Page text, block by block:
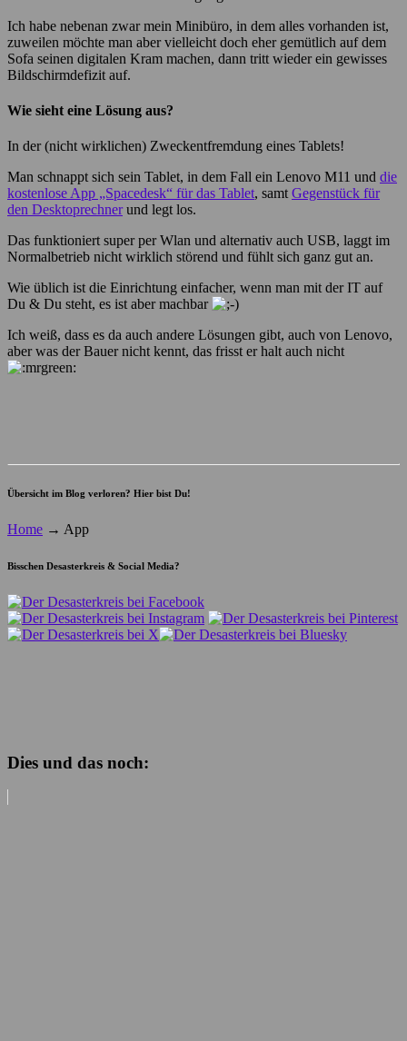
Ich habe nebenan zwar mein Minibüro, in dem alles vorhanden ist,
zuweilen möchte man aber vielleicht doch eher gemütlich auf dem
Sofa seinen digitalen Kram machen, dann tritt wieder ein gewisses
Bildschirmdefizit auf.
Wie sieht eine Lösung aus?
In der (nicht wirklichen) Zweckentfremdung eines Tablets!
Man schnappt sich sein Tablet, in dem Fall ein Lenovo M11 und die
kostenlose App „Spacedesk“ für das Tablet, samt Gegenstück für
den Desktoprechnerund legt los.
Das funktioniert super per Wlan und alternativ auch USB, laggt im
Normalbetrieb nicht wirklich störend und fühlt sich ganz gut an.
Wie üblich ist die Einrichtung einfacher, wenn man mit der IT auf
Du & Du steht, es ist aber machbar
Ich weiß, dass es da auch andere Lösungen gibt, auch von Lenovo,
aber was der Bauer nicht kennt, das frisst er halt auch nicht
Übersicht im Blog verloren? Hier bist Du!
Home → App
Bisschen Desasterkreis & Social Media?
Dies und das noch: